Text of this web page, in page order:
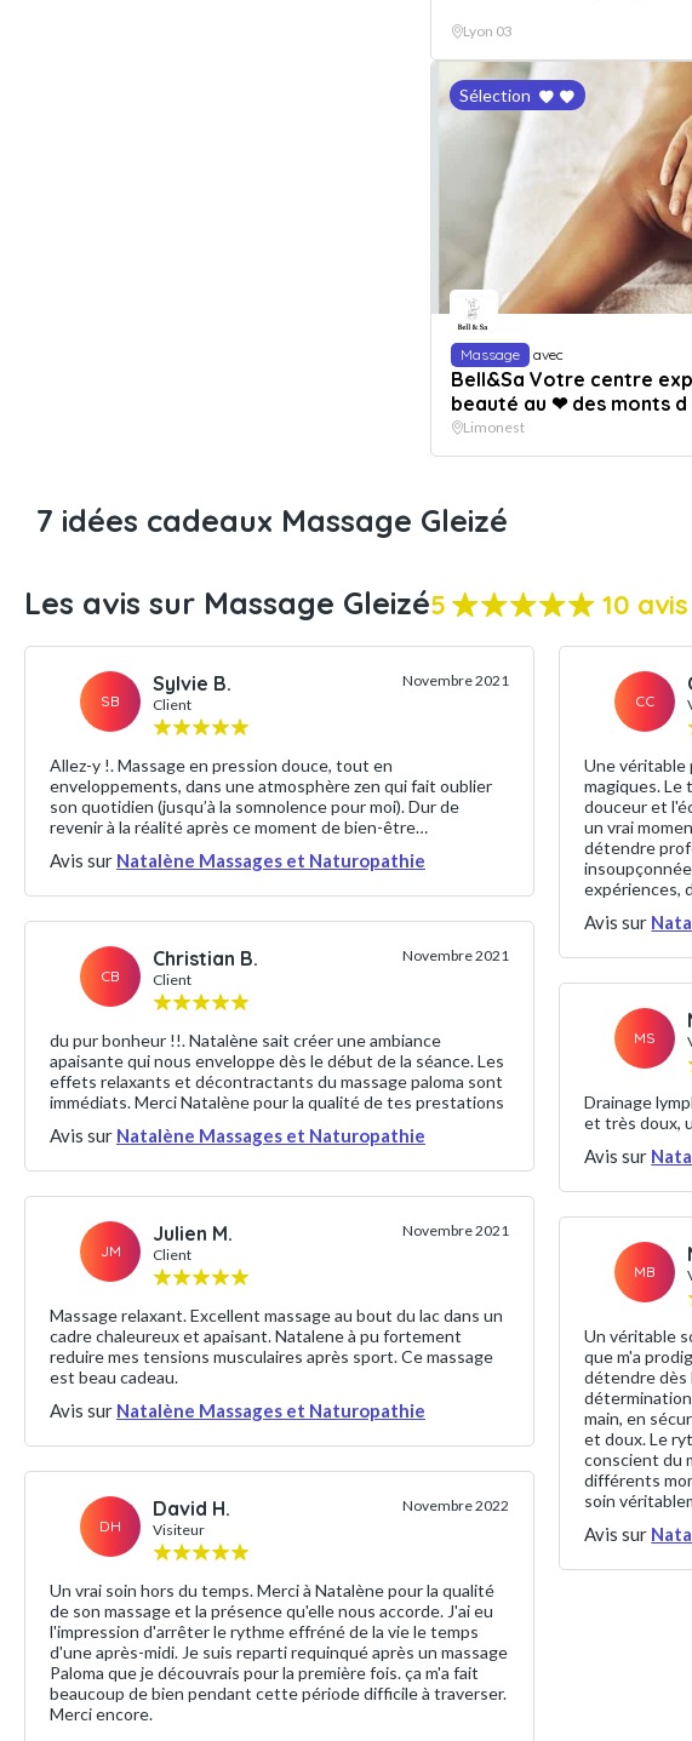
Lyon 03
Sélection
Massage avec
Bell&Sa Votre centre
beauté au ❤ des monts
Limonest
7 idées cadeaux Massage Gleizé
Les avis sur Massage Gleizé5 10 avis
SB
Sylvie B.
Client
Novembre 2021
Allez-y !. Massage en pression douce, tout en
enveloppements, dans une atmosphère zen qui fait oublier
son quotidien (jusqu’à la somnolence pour moi). Dur de
revenir à la réalité après ce moment de bien-être…
Avis sur Natalène Massages et Naturopathie
CB
Christian B.
Client
Novembre 2021
du pur bonheur !!. Natalène sait créer une ambiance
apaisante qui nous enveloppe dès le début de la séance. Les
effets relaxants et décontractants du massage paloma sont
immédiats. Merci Natalène pour la qualité de tes prestations
Avis sur Natalène Massages et Naturopathie
JM
Julien M.
Client
Novembre 2021
Massage relaxant. Excellent massage au bout du lac dans un
cadre chaleureux et apaisant. Natalene à pu fortement
reduire mes tensions musculaires après sport. Ce massage
est beau cadeau.
Avis sur Natalène Massages et Naturopathie
DH
David H.
Visiteur
Novembre 2022
Un vrai soin hors du temps. Merci à Natalène pour la qualité
de son massage et la présence qu'elle nous accorde. J'ai eu
l'impression d'arrêter le rythme effréné de la vie le temps
d'une après-midi. Je suis reparti requinqué après un massage
Paloma que je découvrais pour la première fois. ça m'a fait
beaucoup de bien pendant cette période difficile à traverser.
Merci encore.
CC
Une véritable
magiques. Le
douceur et
un vrai
détendre
expériences,
Avis sur
MS
Drainage
et très doux,
Avis sur
MB
Un véritable
que m'a
détendre dès
main, en
et doux. Le
conscient du
différents
soin
Avis sur